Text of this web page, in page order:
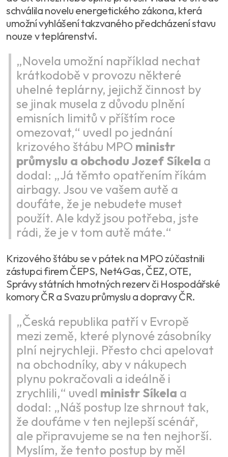
schválila novelu energetického zákona, která
umožní vyhlášení takzvaného předcházení stavu
nouze v teplárenství.
„Novela umožní například nechat
krátkodobě v provozu některé
uhelné teplárny, jejichž činnost by
se jinak musela z důvodu plnění
emisních limitů v příštím roce
omezovat,“ uvedl po jednání
krizového štábu MPO ministr
průmyslu a obchodu Jozef Síkela a
dodal: „Já těmto opatřením říkám
airbagy. Jsou ve vašem autě a
doufáte, že je nebudete muset
použít. Ale když jsou potřeba, jste
rádi, že je v tom autě máte.“
Krizového štábu se v pátek na MPO zúčastnili
zástupci firem ČEPS, Net4Gas, ČEZ, OTE,
Správy státních hmotných rezerv či Hospodářské
komory ČR a Svazu průmyslu a dopravy ČR.
„Česká republika patří v Evropě
mezi země, které plynové zásobníky
plní nejrychleji. Přesto chci apelovat
na obchodníky, aby v nákupech
plynu pokračovali a ideálně i
zrychlili,“ uvedl ministr Síkela a
dodal: „Náš postup lze shrnout tak,
že doufáme v ten nejlepší scénář,
ale připravujeme se na ten nejhorší.
Myslím, že tento postup by měl